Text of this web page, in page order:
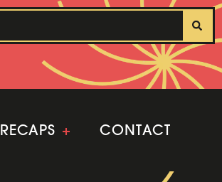
RECAPS + CONTACT